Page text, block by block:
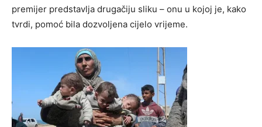
premijer predstavlja drugačiju sliku – onu u kojoj je, kako
tvrdi, pomoć bila dozvoljena cijelo vrijeme.